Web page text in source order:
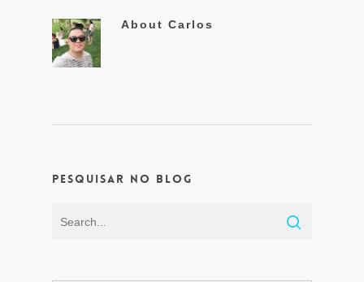
About Carlos
Pesquisar no Blog